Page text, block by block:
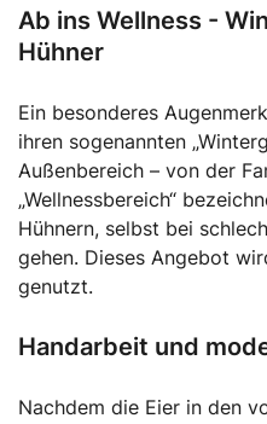
Ab ins Wellness -
Hühner
Ein besonderes
ihren sogenannten
Außenbereich – von der
„Wellnessbereich“
Hühnern, selbst bei
gehen. Dieses Angebot
genutzt.
Handarbeit und
Nachdem die Eier in den